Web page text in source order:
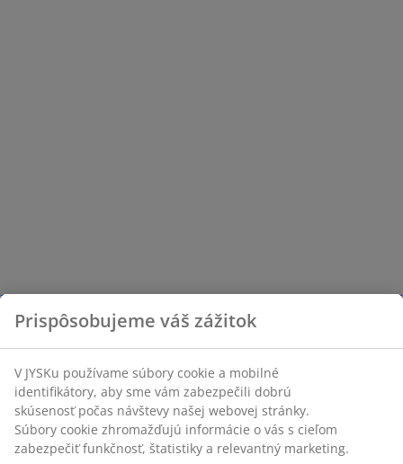
Prispôsobujeme váš zážitok
V JYSKu používame súbory cookie a mobilné
identifikátory, aby sme vám zabezpečili dobrú
skúsenosť počas návštevy našej webovej stránky.
Súbory cookie zhromažďujú informácie o vás s cieľom
zabezpečiť funkčnosť, štatistiky a relevantný marketing.